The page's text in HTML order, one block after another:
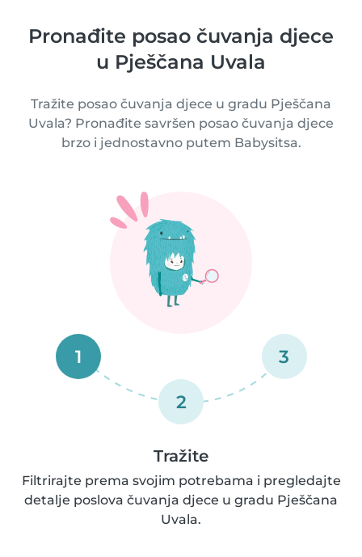
Pronađite posao čuvanja djece
u Pješčana Uvala
Tražite posao čuvanja djece u gradu Pješčana
Uvala? Pronađite savršen posao čuvanja djece
brzo i jednostavno putem Babysitsa.
1
2
3
Tražite
Filtrirajte prema svojim potrebama i pregledajte
detalje poslova čuvanja djece u gradu Pješčana
Uvala.